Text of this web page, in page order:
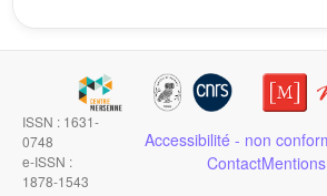
ISSN : 1631-
0748
e-ISSN :
1878-1543
Accessibilité - non
Contact